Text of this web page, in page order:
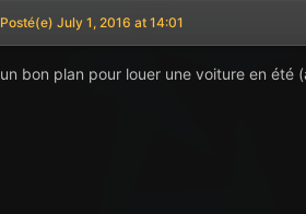
Posté(e) July 1, 2016 at 14:01
un bon plan pour louer une voiture en été